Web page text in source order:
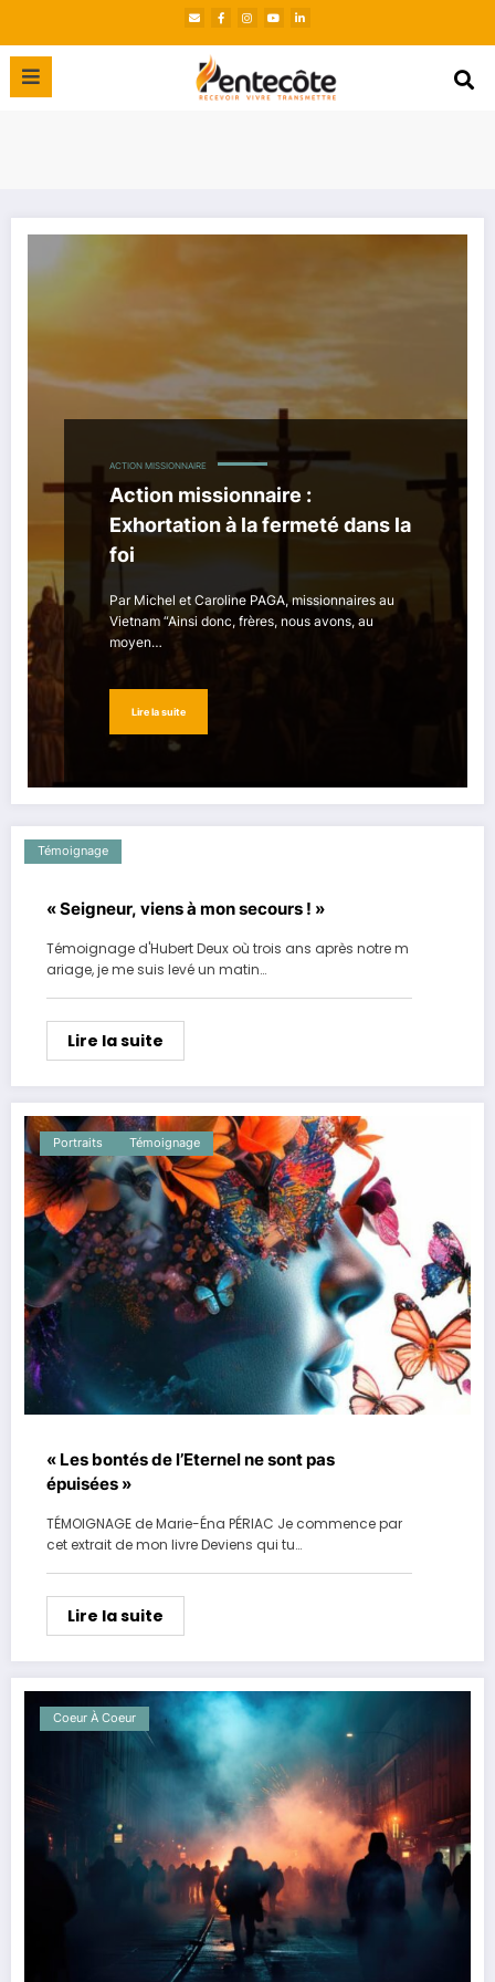
ACTION MISSIONNAIRE
Action missionnaire :
Exhortation à la fermeté dans la
foi
Par Michel et Caroline PAGA, missionnaires au
Vietnam “Ainsi donc, frères, nous avons, au
moyen…
Lire la suite
Témoignage
« Seigneur, viens à mon secours ! »
Témoignage d'Hubert Deux où trois ans après notre m
ariage, je me suis levé un matin…
Lire la suite
Portraits Témoignage
« Les bontés de l’Eternel ne sont pas
épuisées »
TÉMOIGNAGE de Marie-Éna PÉRIAC Je commence par
cet extrait de mon livre Deviens qui tu…
Lire la suite
Coeur À Coeur